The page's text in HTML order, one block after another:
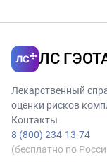
ЛС
Лекарственный
оценки рисков
Контакты
8 (800) 234-13-74
(бесплатно по